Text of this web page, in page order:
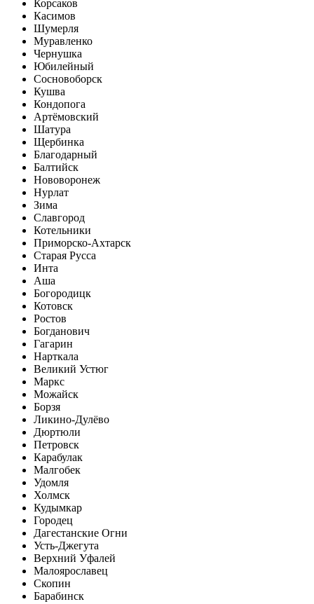
Корсаков
Касимов
Шумерля
Муравленко
Чернушка
Юбилейный
Сосновоборск
Кушва
Кондопога
Артёмовский
Шатура
Щербинка
Благодарный
Балтийск
Нововоронеж
Нурлат
Зима
Славгород
Котельники
Приморско-Ахтарск
Старая Русса
Инта
Аша
Богородицк
Котовск
Ростов
Богданович
Гагарин
Нарткала
Великий Устюг
Маркс
Можайск
Борзя
Ликино-Дулёво
Дюртюли
Петровск
Карабулак
Малгобек
Удомля
Холмск
Кудымкар
Городец
Дагестанские Огни
Усть-Джегута
Верхний Уфалей
Малоярославец
Скопин
Барабинск